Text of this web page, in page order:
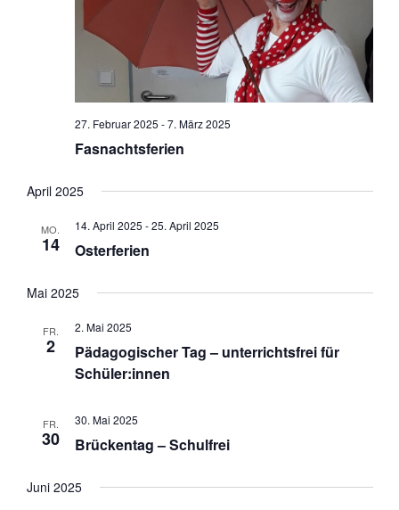
27. Februar 2025 -7. März 2025
Fasnachtsferien
April 2025
MO.
14
14. April 2025 -25. April 2025
Osterferien
Mai 2025
FR.
2
2. Mai 2025
Pädagogischer Tag – unterrichtsfrei für
Schüler:innen
FR.
30
30. Mai 2025
Brückentag – Schulfrei
Juni 2025